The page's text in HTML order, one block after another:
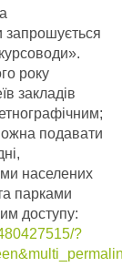
запрошується
року
закладів
подавати
населених
парками
доступу:
?